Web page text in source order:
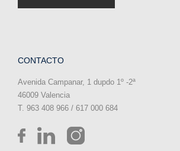
CONTACTO
Avenida Campanar, 1 dupdo 1º -2ª
46009 Valencia
T. 963 408 966 / 617 000 684